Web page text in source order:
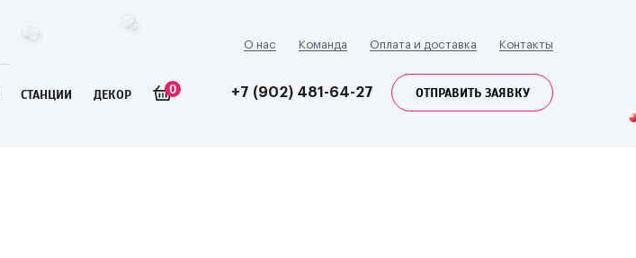
СТАНЦИИ ДЕКОР 0
О нас Команда Оплата и доставка Контакты
+7 (902) 481-64-27 ОТПРАВИТЬ ЗАЯВКУ